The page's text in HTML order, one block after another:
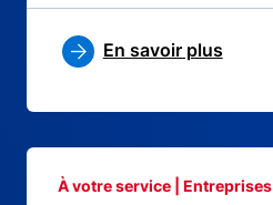
En savoir plus
À votre service | Entreprises